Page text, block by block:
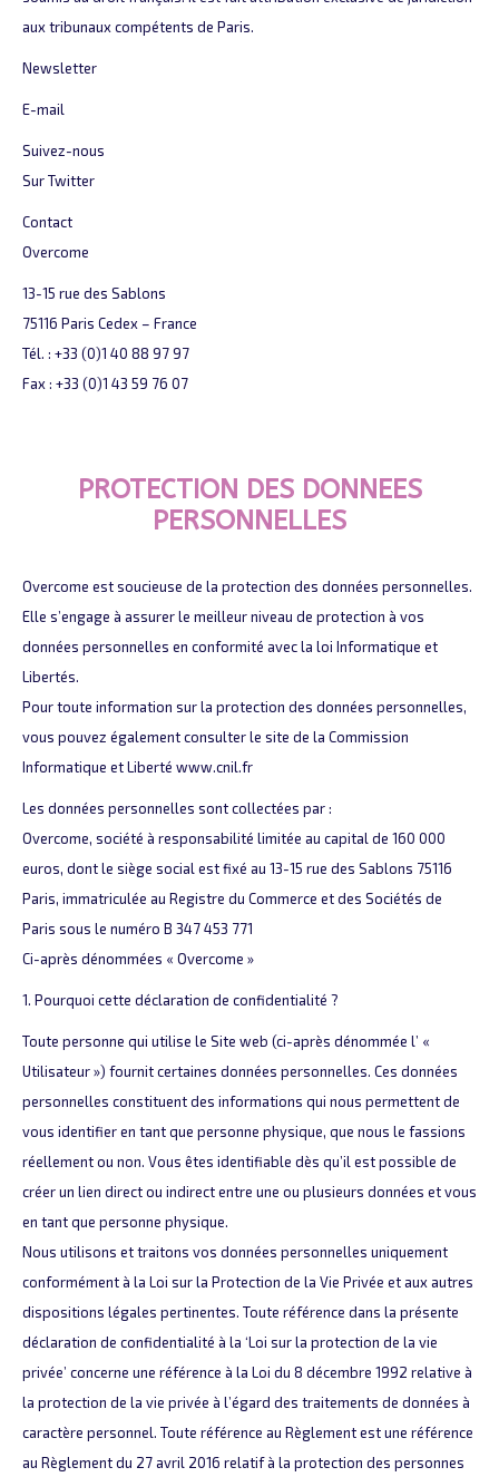
aux tribunaux compétents de Paris.
Newsletter
E-mail
Suivez-nous
Sur Twitter
Contact
Overcome
13-15 rue des Sablons
75116 Paris Cedex – France
Tél. : +33 (0)1 40 88 97 97
Fax : +33 (0)1 43 59 76 07
PROTECTION DES DONNEES
PERSONNELLES
Overcome est soucieuse de la protection des données personnelles.
Elle s’engage à assurer le meilleur niveau de protection à vos
données personnelles en conformité avec la loi Informatique et
Libertés.
Pour toute information sur la protection des données personnelles,
vous pouvez également consulter le site de la Commission
Informatique et Liberté www.cnil.fr
Les données personnelles sont collectées par :
Overcome, société à responsabilité limitée au capital de 160 000
euros, dont le siège social est fixé au 13-15 rue des Sablons 75116
Paris, immatriculée au Registre du Commerce et des Sociétés de
Paris sous le numéro B 347 453 771
Ci-après dénommées « Overcome »
1. Pourquoi cette déclaration de confidentialité ?
Toute personne qui utilise le Site web (ci-après dénommée l’ «
Utilisateur ») fournit certaines données personnelles. Ces données
personnelles constituent des informations qui nous permettent de
vous identifier en tant que personne physique, que nous le fassions
réellement ou non. Vous êtes identifiable dès qu’il est possible de
créer un lien direct ou indirect entre une ou plusieurs données et vous
en tant que personne physique.
Nous utilisons et traitons vos données personnelles uniquement
conformément à la Loi sur la Protection de la Vie Privée et aux autres
dispositions légales pertinentes. Toute référence dans la présente
déclaration de confidentialité à la ‘Loi sur la protection de la vie
privée’ concerne une référence à la Loi du 8 décembre 1992 relative à
la protection de la vie privée à l’égard des traitements de données à
caractère personnel. Toute référence au Règlement est une référence
au Règlement du 27 avril 2016 relatif à la protection des personnes